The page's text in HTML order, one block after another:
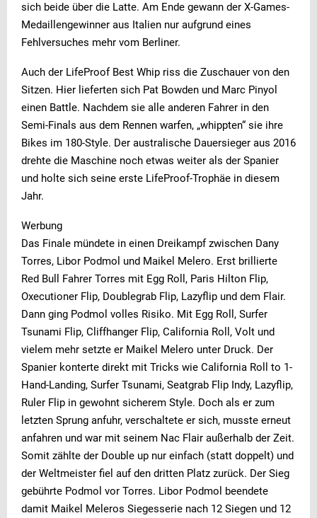
sich beide über die Latte. Am Ende gewann der X-Games-
Medaillengewinner aus Italien nur aufgrund eines
Fehlversuches mehr vom Berliner.
Auch der LifeProof Best Whip riss die Zuschauer von den
Sitzen. Hier lieferten sich Pat Bowden und Marc Pinyol
einen Battle. Nachdem sie alle anderen Fahrer in den
Semi-Finals aus dem Rennen warfen, „whippten“ sie ihre
Bikes im 180-Style. Der australische Dauersieger aus 2016
drehte die Maschine noch etwas weiter als der Spanier
und holte sich seine erste LifeProof-Trophäe in diesem
Jahr.
Werbung
Das Finale mündete in einen Dreikampf zwischen Dany
Torres, Libor Podmol und Maikel Melero. Erst brillierte
Red Bull Fahrer Torres mit Egg Roll, Paris Hilton Flip,
Oxecutioner Flip, Doublegrab Flip, Lazyflip und dem Flair.
Dann ging Podmol volles Risiko. Mit Egg Roll, Surfer
Tsunami Flip, Cliffhanger Flip, California Roll, Volt und
vielem mehr setzte er Maikel Melero unter Druck. Der
Spanier konterte direkt mit Tricks wie California Roll to 1-
Hand-Landing, Surfer Tsunami, Seatgrab Flip Indy, Lazyflip,
Ruler Flip in gewohnt sicherem Style. Doch als er zum
letzten Sprung anfuhr, verschaltete er sich, musste erneut
anfahren und war mit seinem Nac Flair außerhalb der Zeit.
Somit zählte der Double up nur einfach (statt doppelt) und
der Weltmeister fiel auf den dritten Platz zurück. Der Sieg
gebührte Podmol vor Torres. Libor Podmol beendete
damit Maikel Meleros Siegesserie nach 12 Siegen und 12